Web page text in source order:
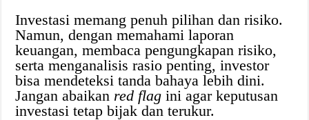
Investasi memang penuh pilihan dan risiko.
Namun, dengan memahami laporan
keuangan, membaca pengungkapan risiko,
serta menganalisis rasio penting, investor
bisa mendeteksi tanda bahaya lebih dini.
Jangan abaikan red flag ini agar keputusan
investasi tetap bijak dan terukur.